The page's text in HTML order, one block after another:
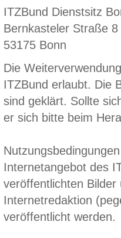
ITZBund Dienstsitz
Bernkasteler Straße 8
53175 Bonn
Die
ITZBund erlaubt. Die
sind geklärt. Sollte
er sich bitte beim
Internetangebot des
veröffentlichten
Internetredaktion
veröffentlicht werden.